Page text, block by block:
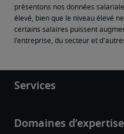
présentons nos données
élevé, bien que le niveau élevé
certains salaires puissent
l'entreprise, du secteur et